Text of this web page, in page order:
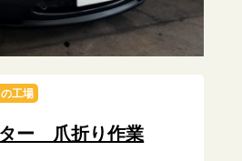
工場
ター 爪折り作業